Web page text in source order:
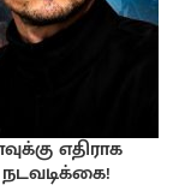
எதிராக